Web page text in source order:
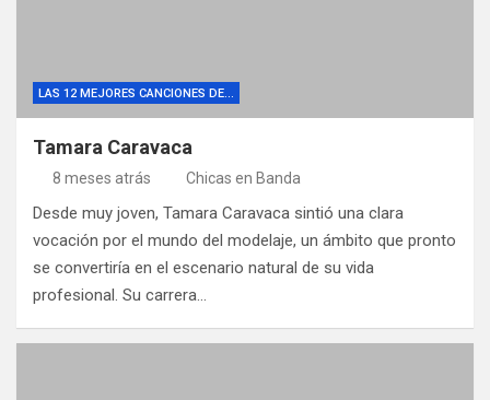
LAS 12 MEJORES CANCIONES DE...
Tamara Caravaca
8 meses atrás Chicas en Banda
Desde muy joven, Tamara Caravaca sintió una clara
vocación por el mundo del modelaje, un ámbito que pronto
se convertiría en el escenario natural de su vida
profesional. Su carrera…